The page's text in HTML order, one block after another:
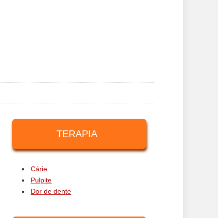
TERAPIA
Cárie
Pulpite
Dor de dente